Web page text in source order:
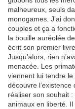
malheureux, seuls
monogames. J’ai
couples et ça a
la bouille auréolée
écrit son premier
Jusqu’alors, rien
menacée. Les
viennent lui tendre le
découvre
réaliser son souhait
animaux en liberté. Il